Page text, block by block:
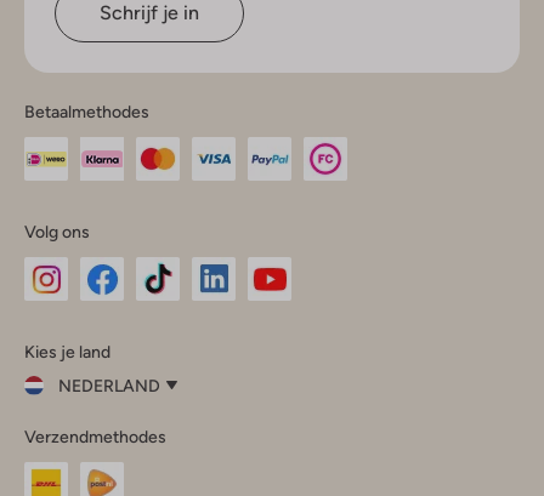
Schrijf je in
Betaalmethodes
Volg ons
InstagramFacebook
Kies je land
NEDERLAND
je
land
Verzendmethodes